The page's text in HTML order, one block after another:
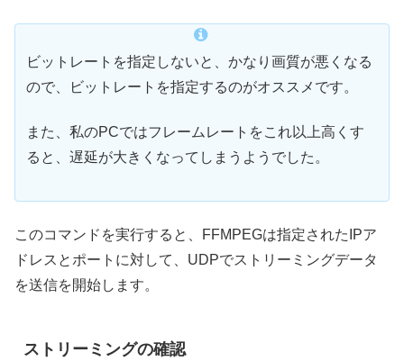
ビットレートを指定しないと、かなり画質が悪くなる
ので、ビットレートを指定するのがオススメです。
また、私のPCではフレームレートをこれ以上高くす
ると、遅延が大きくなってしまうようでした。
このコマンドを実行すると、FFMPEGは指定されたIPア
ドレスとポートに対して、UDPでストリーミングデータ
を送信を開始します。
ストリーミングの確認